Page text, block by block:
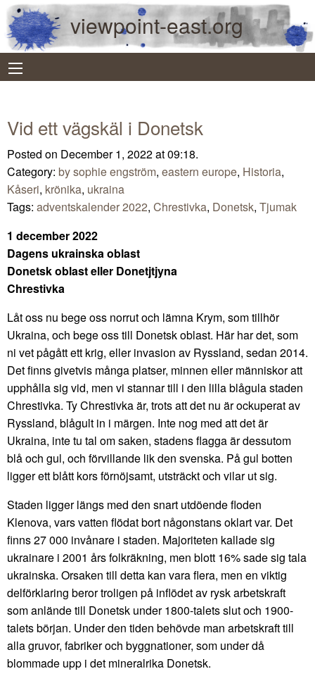
viewpoint-east.org
Vid ett vägskäl i Donetsk
Posted on December 1, 2022 at 09:18.
Category: by sophie engström, eastern europe, Historia,
Kåseri, krönika, ukraina
Tags: adventskalender 2022, Chrestivka, Donetsk, Tjumak
1 december 2022
Dagens ukrainska oblast
Donetsk oblast eller Donetjtjyna
Chrestivka
Låt oss nu bege oss norrut och lämna Krym, som tillhör
Ukraina, och bege oss till Donetsk oblast. Här har det, som
ni vet pågått ett krig, eller invasion av Ryssland, sedan 2014.
Det finns givetvis många platser, minnen eller människor att
upphålla sig vid, men vi stannar till i den lilla blågula staden
Chrestivka. Ty Chrestivka är, trots att det nu är ockuperat av
Ryssland, blågult in i märgen. Inte nog med att det är
Ukraina, inte tu tal om saken, stadens flagga är dessutom
blå och gul, och förvillande lik den svenska. På gul botten
ligger ett blått kors förnöjsamt, utsträckt och vilar ut sig.
Staden ligger längs med den snart utdöende floden
Klenova, vars vatten flödat bort någonstans oklart var. Det
finns 27 000 invånare i staden. Majoriteten kallade sig
ukrainare i 2001 års folkräkning, men blott 16% sade sig tala
ukrainska. Orsaken till detta kan vara flera, men en viktig
delförklaring beror troligen på inflödet av rysk arbetskraft
som anlände till Donetsk under 1800-talets slut och 1900-
talets början. Under den tiden behövde man arbetskraft till
alla gruvor, fabriker och byggnationer, som under då
blommade upp i det mineralrika Donetsk.